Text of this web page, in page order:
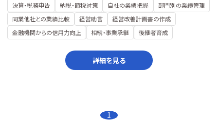
決算・税務申告
納税・節税対策 自社の業績把握
部門別の業績管理
同業他社との業績比較
経営助言
経営改善計画書の作成
金融機関からの信用力向上
相続・事業承継 後継者育成
詳細を見る
1